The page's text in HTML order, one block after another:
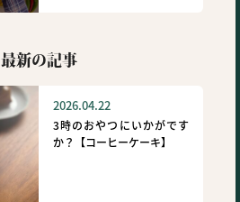
最新の記事
2026.04.22
3時のおやつにいかがです
か？【コーヒーケーキ】